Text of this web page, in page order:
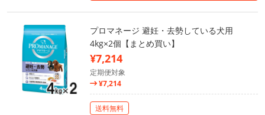
プロマネージ 避妊・去勢している犬用
4kg×2個【まとめ買い】
¥7,214
定期便対象
¥7,214
送料無料